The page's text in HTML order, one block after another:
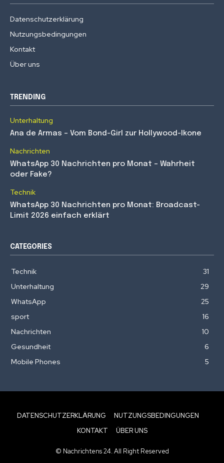
Datenschutzerklärung
Nutzungsbedingungen
Kontakt
Über uns
TRENDING
Unterhaltung
Ana de Armas – Vom Bond-Girl zur Hollywood-Ikone
Nachrichten
WhatsApp 30 Nachrichten pro Monat – Wahrheit
oder Fake?
Technik
WhatsApp 30 Nachrichten pro Monat: Broadcast-
Limit 2026 einfach erklärt
CATEGORIES
Technik
31
Unterhaltung
29
WhatsApp
25
sport
16
Nachrichten
10
Gesundheit
6
Mobile Phones
5
DATENSCHUTZERKLÄRUNG
NUTZUNGSBEDINGUNGEN
KONTAKT
ÜBER UNS
© Nachrichtens 24. All Right Reserved